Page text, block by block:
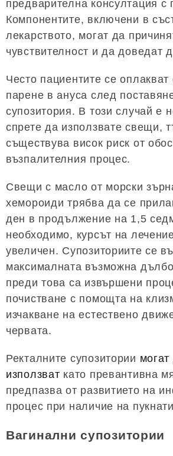
предварителна консултация с
Компонентите, включени в
лекарството, могат да
чувствителност и да доведат
Често пациентите се
парене в ануса след
супозитория. В този случай е
спрете да използвате свещи,
съществува висок риск от
възпалителния процес.
Свещи с масло от морски
хемороиди трябва да се
ден в продължение на 1,5
необходимо, курсът на
увеличен. Супозиториите се
максималната възможна
преди това са извършени
почистване с помощта на
изчакване на естествено
червата.
Ректалните супозитории
използват като превантивна
предпазва от развитието на
процес при наличие на
Вагинални супозитории